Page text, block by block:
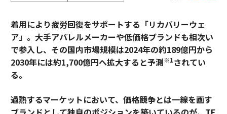
着用により疲労回復をサポートする「リカバリーウェ
ア」。大手アパレルメーカーや低価格ブランドも相次い
で参入し、その国内市場規模は2024年の約189億円から
2030年には約1,700億円へ拡大すると予測※1されてい
る。
過熱するマーケットにおいて、価格競争とは一線を画す